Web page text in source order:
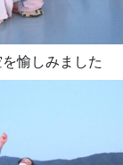
愉しみました